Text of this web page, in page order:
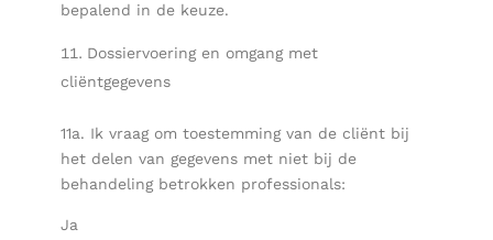
bepalend in de keuze.
Dossiervoering en omgang met
cliëntgegevens
11a. Ik vraag om toestemming van de cliënt bij
het delen van gegevens met niet bij de
behandeling betrokken professionals:
Ja